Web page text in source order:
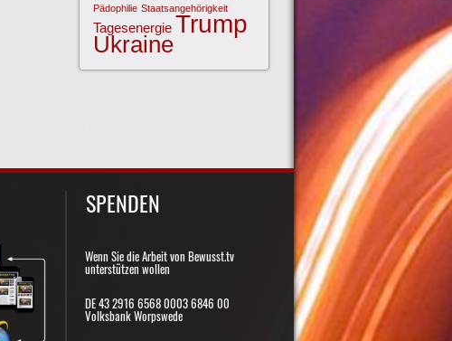
Pädophilie Staatsangehörigkeit
Tagesenergie Trump
Ukraine
SPENDEN
Wenn Sie die Arbeit von Bewusst.tv
unterstützen wollen
DE 43 2916 6568 0003 6846 00
Volksbank Worpswede